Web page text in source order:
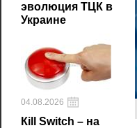
эволюция ТЦК в
Украине
04.08.2026
Кill Switch – на